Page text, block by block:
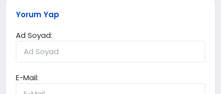
Yorum Yap
Ad Soyad:
E-Mail: